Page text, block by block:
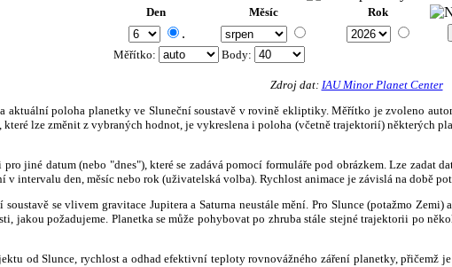
Den Měsíc Rok
.
Měřítko: Body:
Zdroj dat: IAU Minor Planet Center
aktuální poloha planetky ve Sluneční soustavě v rovině ekliptiky. Měřítko je zvoleno
lze změnit z vybraných hodnot, je vykreslena i poloha (včetně trajektorií) některých
jiné datum (nebo "dnes"), které se zadává pomocí formuláře pod obrázkem. Lze zadat
v intervalu den, měsíc nebo rok (uživatelská volba). Rychlost animace je závislá na době
se vlivem gravitace Jupitera a Saturna neustále mění. Pro Slunce (potažmo
jakou požadujeme. Planetka se může pohybovat po zhruba stále stejné trajektorii po
od Slunce, rychlost a odhad efektivní teploty rovnovážného záření planetky, přičemž